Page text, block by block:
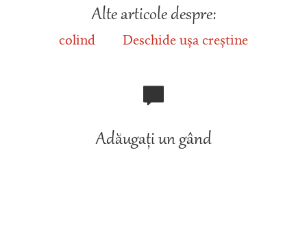
Alte articole despre:
colind Deschide ușa creștine
Adăugați un gând